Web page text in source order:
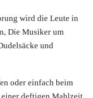
wird die Leute in
Die Musiker um
und
oder einfach beim